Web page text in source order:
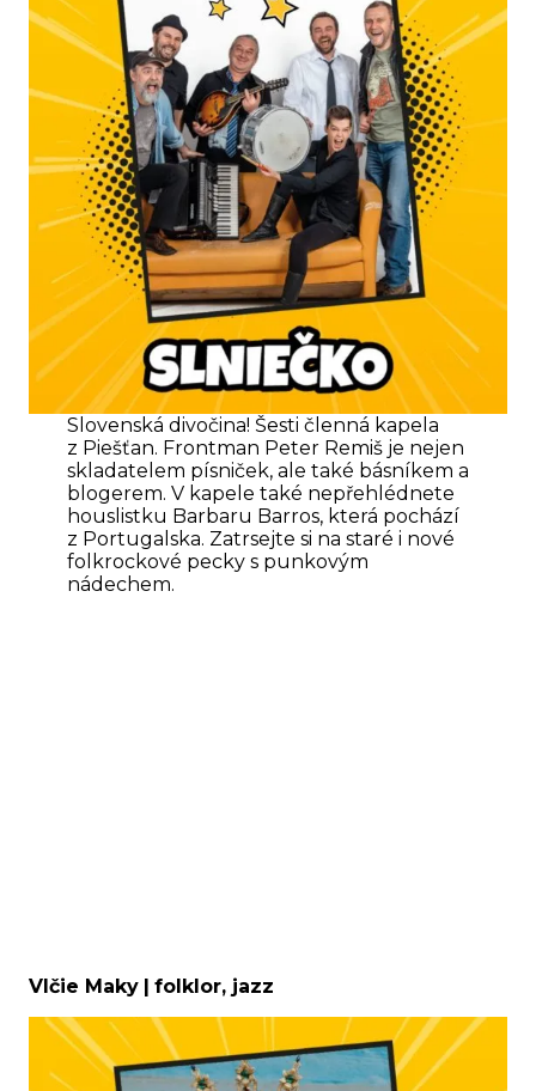
Slovenská divočina! Šesti členná kapela
z Piešťan. Frontman Peter Remiš je nejen
skladatelem písniček, ale také básníkem a
blogerem. V kapele také nepřehlédnete
houslistku Barbaru Barros, která pochází
z Portugalska. Zatrsejte si na staré i nové
folkrockové pecky s punkovým
nádechem.
Vlčie Maky | folklor, jazz